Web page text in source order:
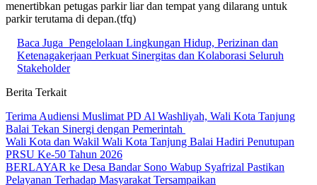
menertibkan petugas parkir liar dan tempat yang dilarang untuk
parkir terutama di depan.(tfq)
Baca Juga Pengelolaan Lingkungan Hidup, Perizinan dan
Ketenagakerjaan Perkuat Sinergitas dan Kolaborasi Seluruh
Stakeholder
Berita Terkait
Terima Audiensi Muslimat PD Al Washliyah, Wali Kota Tanjung
Balai Tekan Sinergi dengan Pemerintah
Wali Kota dan Wakil Wali Kota Tanjung Balai Hadiri Penutupan
PRSU Ke-50 Tahun 2026
BERLAYAR ke Desa Bandar Sono Wabup Syafrizal Pastikan
Pelayanan Terhadap Masyarakat Tersampaikan